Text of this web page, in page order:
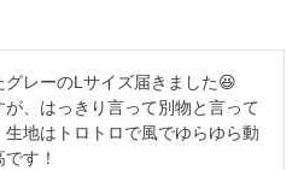
レーのLサイズ届きました😆
、はっきり言って別物と言って
地はトロトロで風でゆらゆら動
す！